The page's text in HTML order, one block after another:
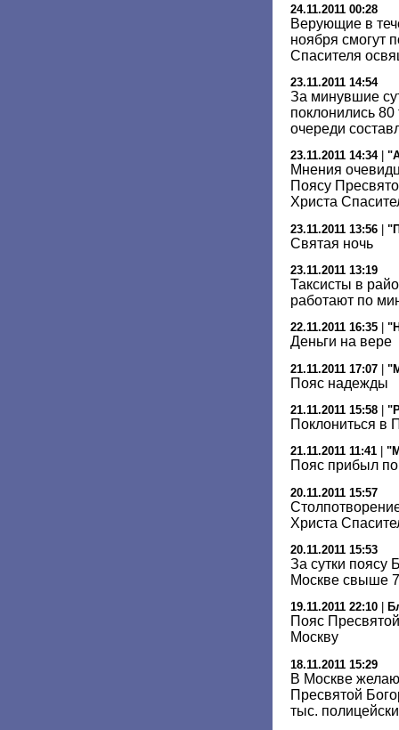
24.11.2011 00:28
Верующие в
ноября смогут
Спасителя
23.11.2011 14:54
За минувшие
поклонились
очереди
23.11.2011 14:34|
Мнения
Поясу
Христа
23.11.2011 13:56 |
Святая ночь
23.11.2011 13:19
Таксисты в
работают по
22.11.2011 16:35
Деньги на вере
21.11.2011 17:07 |
Пояс надежды
21.11.2011 15:58
Поклониться в
21.11.2011 11:41
Пояс прибыл
20.11.2011 15:57
Христа
20.11.2011 15:53
За сутки поясу
Москве свыше
19.11.2011 22:10
Пояс
Москву
18.11.2011 15:29
В Москве
Пресвятой
тыс.